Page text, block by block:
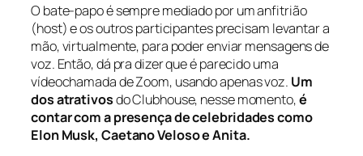
O bate-papo é sempre mediado por um anfitrião
(host) e os outros participantes precisam levantar a
mão, virtualmente, para poder enviar mensagens de
voz. Então, dá pra dizer que é parecido uma
vídeochamada de Zoom, usando apenas voz. Um
dos atrativosdo Clubhouse, nesse momento,é
contar com a presença de celebridades como
Elon Musk, Caetano Veloso e Anita.